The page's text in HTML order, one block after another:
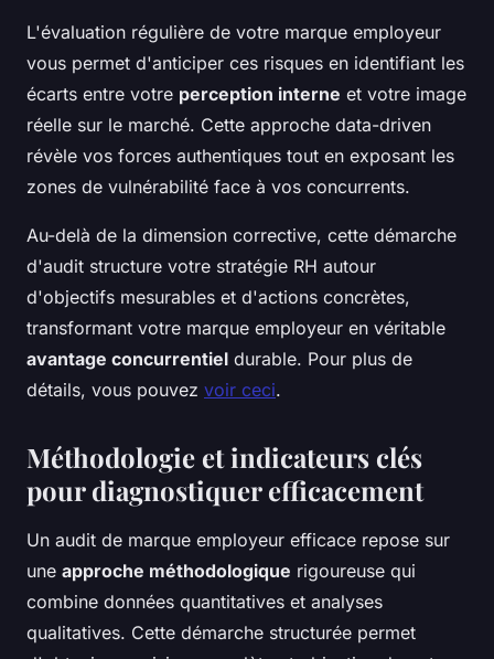
L'évaluation régulière de votre marque employeur
vous permet d'anticiper ces risques en identifiant les
écarts entre votre perception interne et votre image
réelle sur le marché. Cette approche data-driven
révèle vos forces authentiques tout en exposant les
zones de vulnérabilité face à vos concurrents.
Au-delà de la dimension corrective, cette démarche
d'audit structure votre stratégie RH autour
d'objectifs mesurables et d'actions concrètes,
transformant votre marque employeur en véritable
avantage concurrentiel durable. Pour plus de
détails, vous pouvez voir ceci.
Méthodologie et indicateurs clés
pour diagnostiquer efficacement
Un audit de marque employeur efficace repose sur
une approche méthodologique rigoureuse qui
combine données quantitatives et analyses
qualitatives. Cette démarche structurée permet